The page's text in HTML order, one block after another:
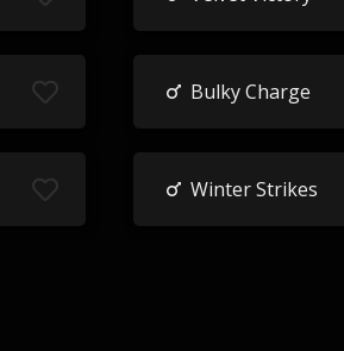
Bulky Charge
Winter Strikes